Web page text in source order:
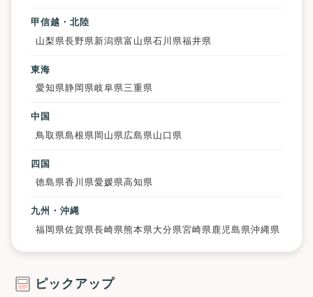
甲信越・北陸
山梨県長野県 新潟県富山県石川県福井県
東海
愛知県静岡県岐阜県三重県
中国
鳥取県島根県 岡山県 広島県 山口県
四国
徳島県香川県愛媛県高知県
九州・沖縄
福岡県佐賀県長崎県 熊本県 大分県宮崎県 鹿児島県沖縄県
ピックアップ